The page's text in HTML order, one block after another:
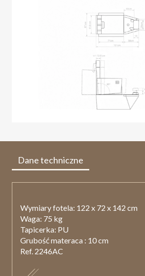
Dane techniczne
Wymiary fotela: 122 x 72 x 142 cm
Waga: 75 kg
Tapicerka: PU
Grubość materaca : 10 cm
Ref. 2246AC